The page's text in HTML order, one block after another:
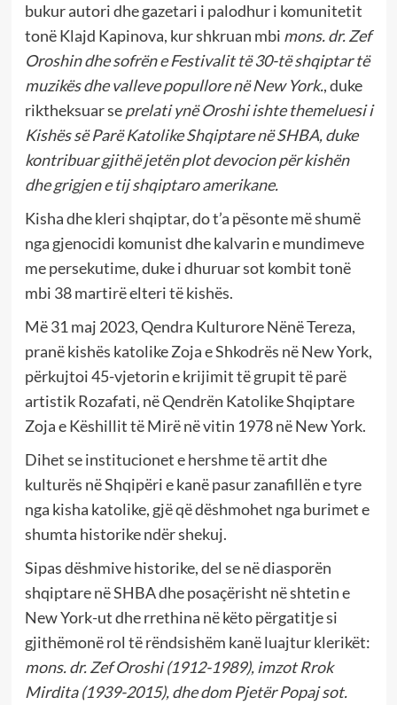
bukur autori dhe gazetari i palodhur i komunitetit
tonë Klajd Kapinova, kur shkruan mbi mons. dr. Zef
Oroshin dhe sofrëne Festivalit të 30-të shqiptar të
muzikës dhe valleve popullore në New York., duke
riktheksuar seprelati ynë Oroshi ishte themeluesi i
Kishës së Parë Katolike Shqiptare në SHBA, duke
kontribuar gjithë jetën plot devocion për kishën
dhe grigjen e tij shqiptaro amerikane.
Kisha dhe kleri shqiptar, do t’a pësonte më shumë
nga gjenocidi komunist dhe kalvarin e mundimeve
me persekutime, duke i dhuruar sot kombit tonë
mbi 38 martirë elteri të kishës.
Më 31 maj 2023, Qendra Kulturore Nënë Tereza,
pranë kishës katolike Zoja e Shkodrës në New York,
përkujtoi 45-vjetorin e krijimit të grupit të parë
artistik Rozafati, në Qendrën Katolike Shqiptare
Zoja e Këshillit të Mirë në vitin 1978 në New York.
Dihet se institucionet e hershme të artit dhe
kulturës në Shqipëri e kanë pasur zanafillën e tyre
nga kisha katolike, gjë që dëshmohet nga burimet e
shumta historike ndër shekuj.
Sipas dëshmive historike, del se në diasporën
shqiptare në SHBA dhe posaçërisht në shtetin e
New York-ut dhe rrethina në këto përgatitje si
gjithëmonë rol të rëndsishëm kanë luajtur klerikët:
mons. dr. Zef Oroshi (1912-1989), imzot Rrok
Mirdita (1939-2015), dhe dom Pjetër Popaj sot.